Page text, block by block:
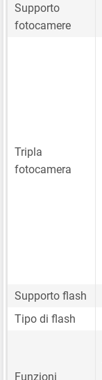
Supporto
fotocamere
Tripla
fotocamera
Supporto flash
Tipo di flash
Funzioni